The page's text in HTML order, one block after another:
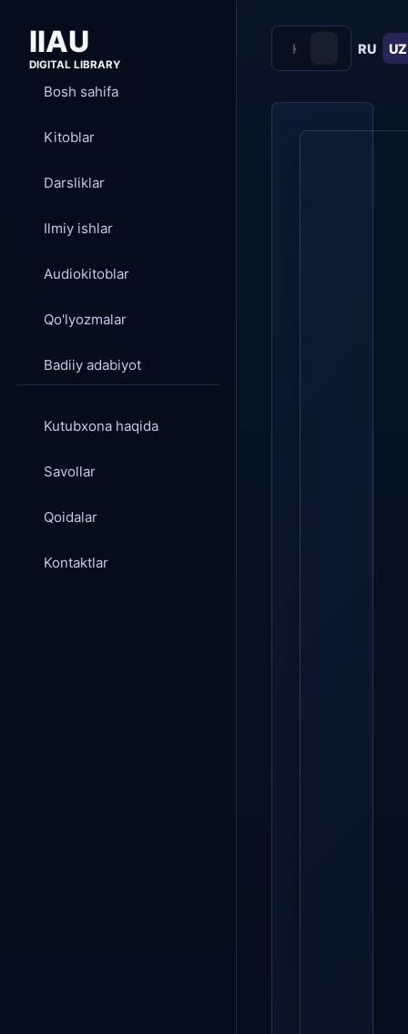
IIAU
DIGITAL LIBRARY
Bosh sahifa
Kitoblar
Darsliklar
Ilmiy ishlar
Audiokitoblar
Qo'lyozmalar
Badiiy adabiyot
Kutubxona haqida
Savollar
Qoidalar
Kontaktlar
RU UZ